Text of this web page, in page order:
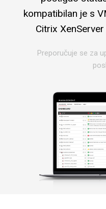
kompatibilan je s
Citrix
Preporučuje se za